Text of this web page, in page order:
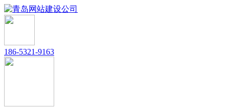
186-5321-9163